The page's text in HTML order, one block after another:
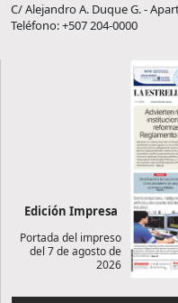
C/ Alejandro A. Duque G. -
Teléfono: +507 204-0000
Edición Impresa
Portada del impreso
del 7 de agosto de
2026